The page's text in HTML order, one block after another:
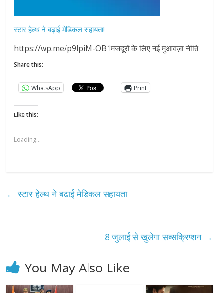
स्टार हेल्थ ने बढ़ाई मेडिकल सहायता!
https://wp.me/p9lpiM-OB1मजदूरों के लिए नई मुआवज़ा नीति
Share this:
WhatsApp Print
Like this:
Loading...
← स्टार हेल्थ ने बढ़ाई मेडिकल सहायता
8 जुलाई से खुलेगा सब्सक्रिप्शन →
You May Also Like